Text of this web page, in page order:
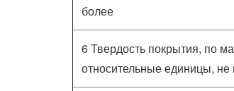
более
6 Твердость покрытия, по
относительные единицы,